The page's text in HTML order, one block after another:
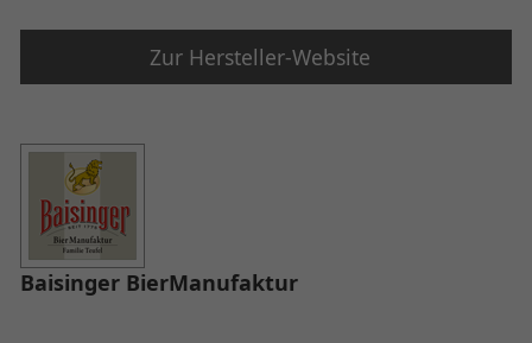
Zur Hersteller-Website
Baisinger BierManufaktur